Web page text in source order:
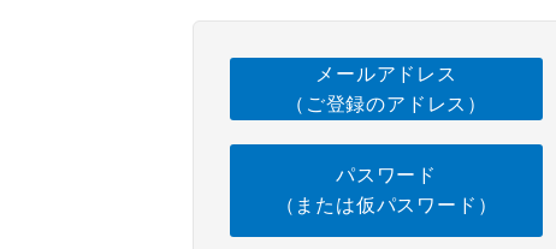
メールアドレス
（ご登録のアドレス）
パスワード
（または仮パスワード）